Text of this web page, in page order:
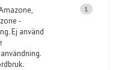
-
Ej använd
1